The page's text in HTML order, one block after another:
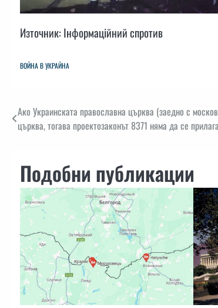
Източник: Інформаційний спротив
ВОЙНА В УКРАЙНА
Навигация
Ако Украинската православна църква (заедно с
църква, тогава проектозаконът 8371 няма да се
Подобни публикации